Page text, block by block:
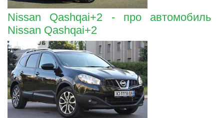
Nissan Qashqai+2 - про автомобиль
Nissan Qashqai+2